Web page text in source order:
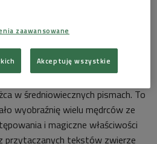
w Pallazzo Farnese w Rzymie,
ok. 1602 Foto: Domenichino
w średniowiecznych pismach. To
wyobraźnię wielu mędrców ze
i magiczne właściwości
przytaczanych tekstów zwierze
zaawansowane
Akceptuję wszystkie